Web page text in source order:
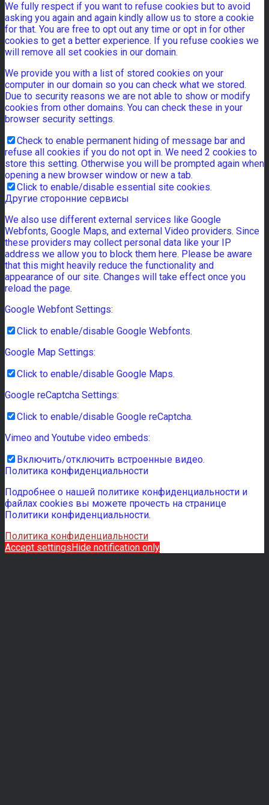
We fully respect if you want to refuse cookies but to avoid
asking you again and again kindly allow us to store a cookie
for that. You are free to opt out any time or opt in for other
cookies to get a better experience. If you refuse cookies we
will remove all set cookies in our domain.
We provide you with a list of stored cookies on your
computer in our domain so you can check what we stored.
Due to security reasons we are not able to show or modify
cookies from other domains. You can check these in your
browser security settings.
Check to enable permanent hiding of message bar and
refuse all cookies if you do not opt in. We need 2 cookies to
store this setting. Otherwise you will be prompted again when
opening a new browser window or new a tab.
Click to enable/disable essential site cookies.
Другие сторонние сервисы
We also use different external services like Google
Webfonts, Google Maps, and external Video providers. Since
these providers may collect personal data like your IP
address we allow you to block them here. Please be aware
that this might heavily reduce the functionality and
appearance of our site. Changes will take effect once you
reload the page.
Google Webfont Settings:
Click to enable/disable Google Webfonts.
Google Map Settings:
Click to enable/disable Google Maps.
Google reCaptcha Settings:
Click to enable/disable Google reCaptcha.
Vimeo and Youtube video embeds:
Включить/отключить встроенные видео.
Политика конфиденциальности
Подробнее о нашей политике конфиденциальности и
файлах cookies вы можете прочесть на странице
Политики конфиденциальности.
Политика конфиденциальности
Accept settings Hide notification only